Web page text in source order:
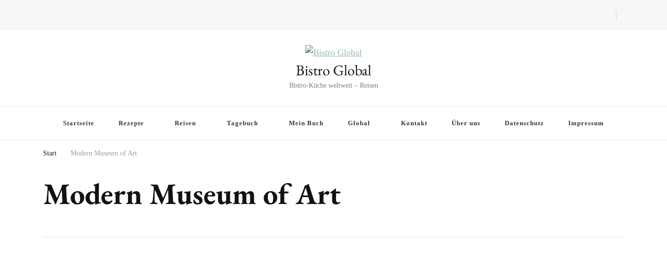
Bistro Global
Bistro-Küche weltweit – Reisen
Startseite Rezepte Reisen Tagebuch Mein Buch Global Kontakt Über uns Datenschutz Impressum
Start Modern Museum of Art
Modern Museum of Art